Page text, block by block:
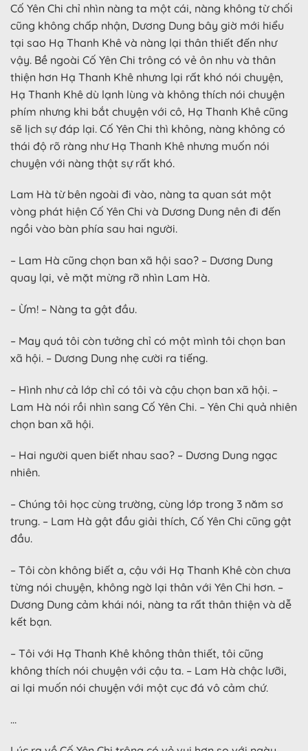
Cố Yên Chi chỉ nhìn nàng ta một cái, nàng không từ chối
cũng không chấp nhận, Dương Dung bây giờ mới hiểu
tại sao Hạ Thanh Khê và nàng lại thân thiết đến như
vậy. Bề ngoài Cố Yên Chi trông có vẻ ôn nhu và thân
thiện hơn Hạ Thanh Khê nhưng lại rất khó nói chuyện,
Hạ Thanh Khê dù lạnh lùng và không thích nói chuyện
phím nhưng khi bắt chuyện với cô, Hạ Thanh Khê cũng
sẽ lịch sự đáp lại. Cố Yên Chi thì không, nàng không có
thái độ rõ ràng như Hạ Thanh Khê nhưng muốn nói
chuyện với nàng thật sự rất khó.
Lam Hà từ bên ngoài đi vào, nàng ta quan sát một
vòng phát hiện Cố Yên Chi và Dương Dung nên đi đến
ngồi vào bàn phía sau hai người.
– Lam Hà cũng chọn ban xã hội sao? – Dương Dung
quay lại, vẻ mặt mừng rỡ nhìn Lam Hà.
– Ừm! – Nàng ta gật đầu.
– May quá tôi còn tưởng chỉ có một mình tôi chọn ban
xã hội. – Dương Dung nhẹ cười ra tiếng.
– Hình như cả lớp chỉ có tôi và cậu chọn ban xã hội. –
Lam Hà nói rồi nhìn sang Cố Yên Chi. – Yên Chi quả nhiên
chọn ban xã hội.
– Hai người quen biết nhau sao? – Dương Dung ngạc
nhiên.
– Chúng tôi học cùng trường, cùng lớp trong 3 năm sơ
trung. – Lam Hà gật đầu giải thích, Cố Yên Chi cũng gật
đầu.
– Tôi còn không biết a, cậu với Hạ Thanh Khê còn chưa
từng nói chuyện, không ngờ lại thân với Yên Chi hơn. –
Dương Dung cảm khái nói, nàng ta rất thân thiện và dễ
kết bạn.
– Tôi với Hạ Thanh Khê không thân thiết, tôi cũng
không thích nói chuyện với cậu ta. – Lam Hà chậc lưỡi,
ai lại muốn nói chuyện với một cục đá vô cảm chứ.
…